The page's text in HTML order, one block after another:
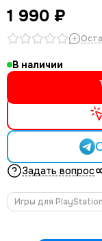
1 990 ₽
В наличии
Задать вопрос
Игры для